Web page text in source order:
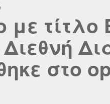
με τίτλο
Διεθνή
στο